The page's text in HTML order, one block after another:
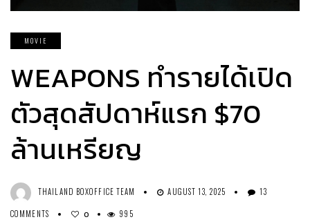
MOVIE
WEAPONS ทำรายได้เปิด
ตัวสุดสัปดาห์แรก $70
ล้านเหรียญ
THAILAND BOXOFFICE TEAM AUGUST 13, 2025
13
COMMENTS
0 995